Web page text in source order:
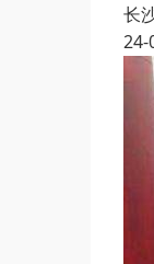
长
24-